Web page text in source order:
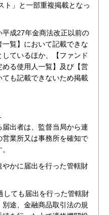
ト」と一部重複掲載となっ
成27年金商法改正以前の
覧】において記載できな
ているほか、【ファンド
る使用人一覧】及び【営
も記載できないため掲載
出者は、監督当局から連
業所又は事務所を確知で
かに届出を行った管轄財
しても届出を行った管轄財
途、金融商品取引法の規